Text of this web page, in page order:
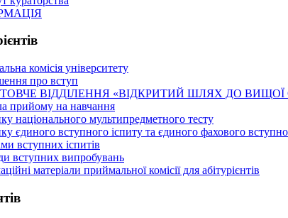
комісія університету
про вступ
ВІДДІЛЕННЯ «ВІДКРИТИЙ ШЛЯХ ДО ВИЩОЇ
прийому на навчання
національного мультипредметного тесту
єдиного вступного іспиту та єдиного фахового
вступних іспитів
вступних випробувань
матеріали приймальної комісії для абітурієнтів